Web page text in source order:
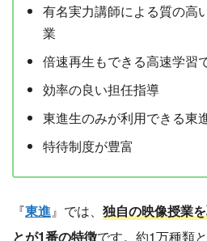
有名実力講師による質の高
業
倍速再生もできる高速学習
効率の良い担任指導
東進生のみが利用できる東
特待制度が豊富
『東進』では、 独自の映像授業
とが1番の特徴です。約1万種類